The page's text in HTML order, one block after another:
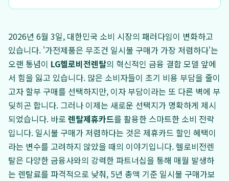
2026년 6월 3일, 대한민국 소비 시장의 패러다임이 변화하고
있습니다. '가전제품은 무조건 일시불 구매가 가장 저렴하다'는
오랜 통념이 LG헬로비전렌탈의 혁신적인 금융 결합 모델 앞에
서 힘을 잃고 있습니다. 많은 소비자들이 초기 비용 부담을 줄이
고자 할부 구매를 선택하지만, 이자 부담이라는 또 다른 벽에 부
딪히곤 합니다. 그러나 이제는 새로운 선택지가 명확하게 제시
되었습니다. 바로 렌탈제휴카드를 활용한 스마트한 소비 전략
입니다. 일시불 구매가 저렴하다는 것은 제휴카드 할인 혜택이
라는 변수를 고려하지 않았을 때의 이야기입니다. 헬로비전렌
탈은 다양한 금융사와의 강력한 파트너십을 통해 매월 발생하
는 렌탈료를 파격적으로 낮춰, 5년 총액 기준 일시불 구매가보